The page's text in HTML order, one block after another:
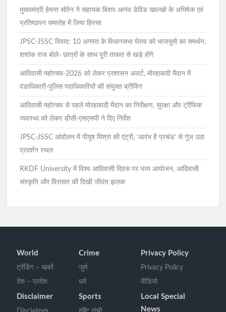
मुख्यमंत्री हेमन्त सोरेन ने सहायक बिशप आनंद डेविड खाल्खो के अभिषेक एवं
प्रतिष्ठापन समारोह में लिया हिस्सा
JPSC-JSSC विवाद: 10 अगस्त के विधानसभा घेराव को भाजयुमो का समर्थन,
शशांक राज बोले- छात्रों के साथ पूरी ताकत से खड़े होंगे
आदिवासी महोत्सव-2026 को लेकर प्रशासन अलर्ट, मोरहाबादी मैदान में
दंडाधिकारी-पुलिस पदाधिकारियों की संयुक्त ब्रीफिंग
आदिवासी महोत्सव से पहले मोरहाबादी मैदान का निरीक्षण, सुरक्षा और ट्रैफिक
व्यवस्था को लेकर डीसी-एसएसपी ने दिए निर्देश
JPSC-JSSC आंदोलन में पीयूष मिश्रा की एंट्री, ‘आरंभ है प्रचंड’ से गूंज उठा
प्रदर्शन स्थल
RKDF University में विश्व आदिवासी दिवस पर भव्य आयोजन, आदिवासी
संस्कृति और विरासत की दिखी जीवंत झलक
World
ट्रेंडिंग – खबरें
देश – प्रदेश
Crime
जुर्म
धर्म
Privacy Policy
Privacy Policy
वीडियो
Disclaimer Sports
Local Special
News